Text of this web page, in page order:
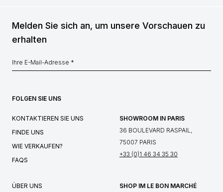
Melden Sie sich an, um unsere Vorschauen zu
erhalten
FOLGEN SIE UNS
KONTAKTIEREN SIE UNS
FINDE UNS
WIE VERKAUFEN?
FAQS
SHOWROOM IN PARIS
36 BOULEVARD RASPAIL,
75007 PARIS
+33 (0)1 46 34 35 30
ÜBER UNS
SHOP IM LE BON MARCHÉ